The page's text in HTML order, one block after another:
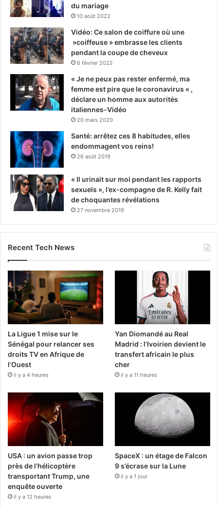
du mariage
10 août 2022
Vidéo: Ce salon de coiffure où une
»coiffeuse » embrasse les clients
pendant la coupe de cheveux
6 février 2022
« Je ne peux pas rester enfermé, ma
femme est pire que le coronavirus « ,
déclare un homme aux autorités
italiennes-Vidéo
20 mars 2020
Santé: arrêtez ces 8 habitudes, elles
endommagent vos reins!
26 août 2019
« Il urinait sur moi pendant les rapports
sexuels », l’ex-compagne de R. Kelly fait
de choquantes révélations
27 novembre 2019
Recent Tech News
La Ligue 1 mise sur le
Sénégal pour relancer ses
droits TV en Afrique de
l’Ouest
il y a 4 heures
Yan Diomandé au Real
Madrid : l’Ivoirien devient le
transfert africain le plus
cher
il y a 11 heures
USA : un avion passe trop
près de l’hélicoptère
transportant Trump, une
enquête ouverte
il y a 12 heures
SpaceX : un étage de Falcon
9 s’écrase sur la Lune
il y a 1 jour